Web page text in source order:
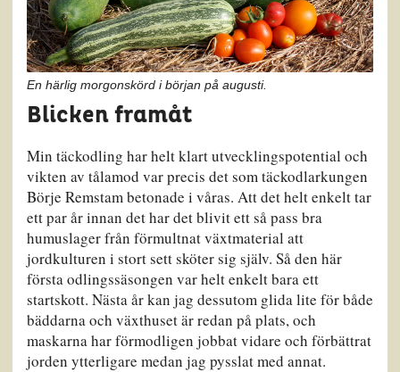
En härlig morgonskörd i början på augusti.
Blicken framåt
Min täckodling har helt klart utvecklingspotential och
vikten av tålamod var precis det som täckodlarkungen
Börje Remstam betonade i våras. Att det helt enkelt tar
ett par år innan det har det blivit ett så pass bra
humuslager från förmultnat växtmaterial att
jordkulturen i stort sett sköter sig själv. Så den här
första odlingssäsongen var helt enkelt bara ett
startskott. Nästa år kan jag dessutom glida lite för både
bäddarna och växthuset är redan på plats, och
maskarna har förmodligen jobbat vidare och förbättrat
jorden ytterligare medan jag pysslat med annat.